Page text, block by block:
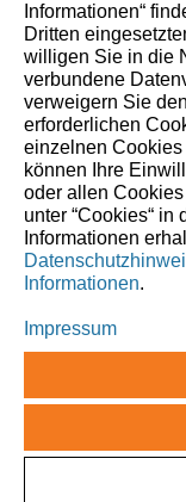
corporate.stihl.de
Impressum
Datenschutz
Informationen“
Dritten
willigen Sie in die
verbundene
verweigern Sie
erforderlichen
einzelnen
können Ihre
oder allen
unter “Cookies“
Informationen
Informationen.
Impressum